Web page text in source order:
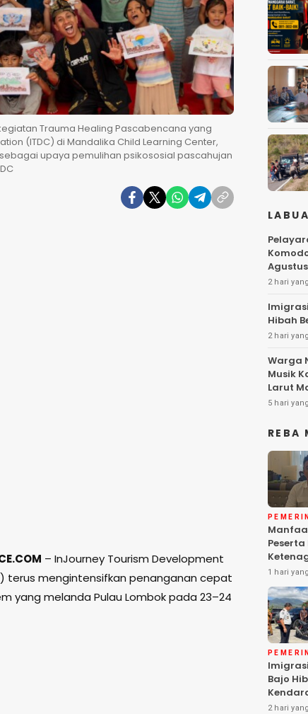
Trauma Healing Pascabencana yang
(ITDC) di Mandalika Child Learning Center,
upaya pemulihan psikososial pascahujan
– InJourney Tourism Development
terus mengintensifkan penanganan cepat
yang melanda Pulau Lombok pada 23–24
2 hari
Hibah
2 hari
Warga
Musik
Larut
5 hari
REBA
Peserta
Dapat
1 hari
Bajo
Lima
2 hari